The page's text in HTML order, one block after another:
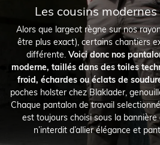
Les cousins
Alors que largeot règne sur nos
être plus exact), certains chantiers
différente. Voici donc nos
moderne, taillés dans des toiles
froid, échardes ou éclats de
poches holster chez Blaklader,
Chaque pantalon de travail
est toujours choisi sous la bannière
n’interdit d’allier élégance et